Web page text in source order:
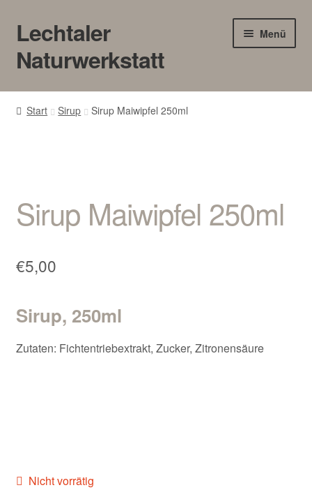
Zur
Navigation
springen
Zum
Inhalt
springen
Lechtaler
Naturwerkstatt
Menü
HOME
Märkte
SHOP
Kontakt/Anfahrt
Start Sirup Sirup Maiwipfel 250ml
Sirup Maiwipfel 250ml
€5,00
Sirup, 250ml
Zutaten: Fichtentriebextrakt, Zucker, Zitronensäure
Nicht vorrätig